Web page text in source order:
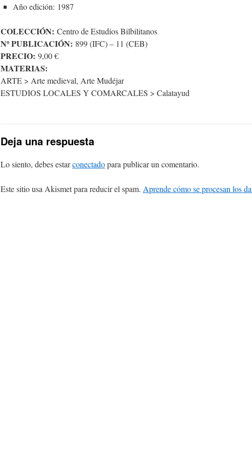
Año edición: 1987
COLECCIÓN: Centro de Estudios Bilbilitanos
Nº PUBLICACIÓN: 899 (IFC) – 11 (CEB)
PRECIO: 9,00 €
MATERIAS:
ARTE > Arte medieval, Arte Mudéjar
ESTUDIOS LOCALES Y COMARCALES > Calatayud
Deja una respuesta
Lo siento, debes estarconectadopara publicar un comentario.
Este sitio usa Akismet para reducir el spam. Aprende cómo se procesan los